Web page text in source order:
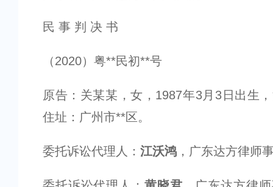
民 事 判 决 书
（2020）粤**民初**号
原告：关某某，女，1987年3月3日出生
住址：广州市**区。
委托诉讼代理人： 江沃鸿 ，广东达方律师